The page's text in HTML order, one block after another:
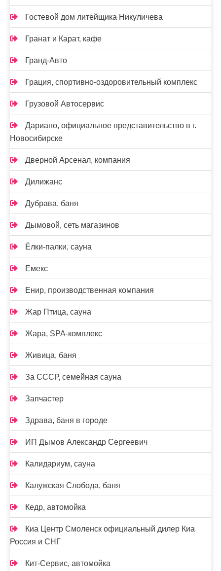
Гостевой дом литейщика Никуличева
Гранат и Карат, кафе
Гранд-Авто
Грация, спортивно-оздоровительный комплекс
Грузовой Автосервис
Дариано, официальное представительство в г.
Новосибирске
Дверной Арсенал, компания
Дилижанс
Дубрава, баня
Дымовой, сеть магазинов
Ёлки-палки, сауна
Емекс
Енир, производственная компания
Жар Птица, сауна
Жара, SPA-комплекс
Живица, баня
За СССР, семейная сауна
Запчастер
Здрава, баня в городе
ИП Дымов Александр Сергеевич
Калидариум, сауна
Калужская Слобода, баня
Кедр, автомойка
Киа Центр Смоленск официальный дилер Киа
Россия и СНГ
Кит-Сервис, автомойка